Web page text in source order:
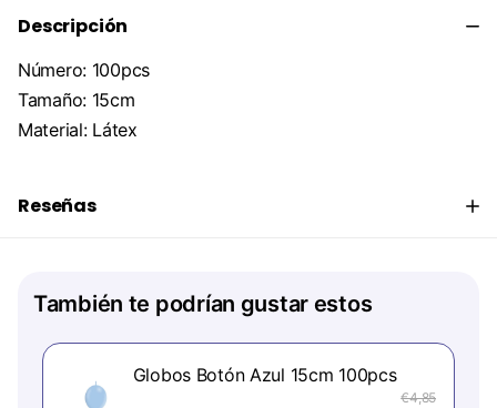
Descripción
Número: 100pcs
Tamaño: 15cm
Material: Látex
Reseñas
También te podrían gustar estos
Globos Botón Azul 15cm 100pcs
€4,85